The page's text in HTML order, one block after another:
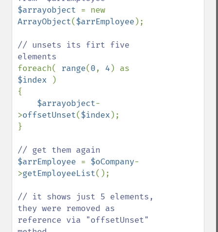
$arrayobject
ArrayObject($arrEmployee );
// unsets its firt five
foreach( range(0, 4
$index
)
{
$arrayobject-
>offsetUnset($index );
}
$arrEmployee = $oCompany-
>getEmployeeList();
// it shows just 5 elements,
they were removed as
reference via "offsetUnset"